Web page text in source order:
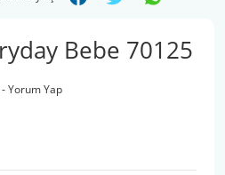
Bebe 70125
Yorum Yap